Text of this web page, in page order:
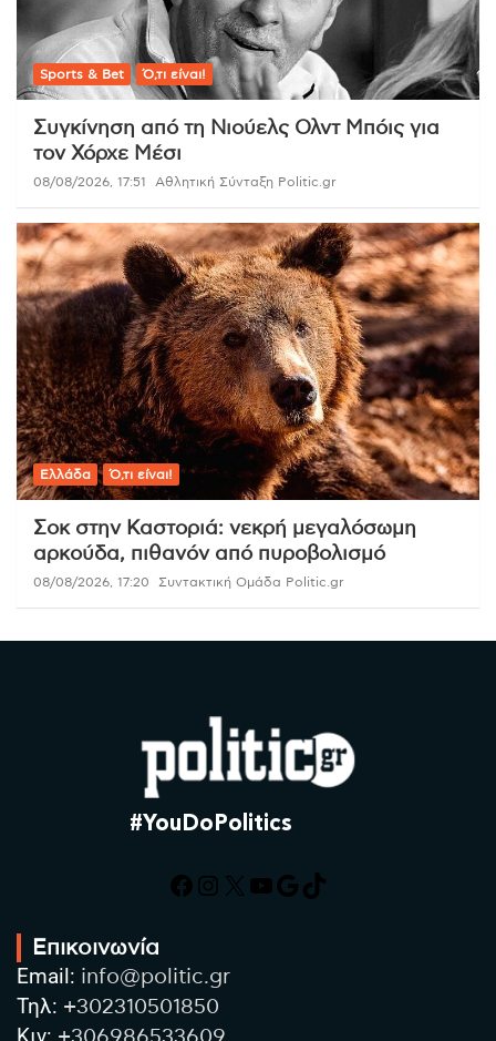
Sports & Bet Ό,τι είναι!
Συγκίνηση από τη Νιούελς Ολντ Μπόις για
τον Χόρχε Μέσι
08/08/2026, 17:51 Αθλητική Σύνταξη Politic.gr
Ελλάδα Ό,τι είναι!
Σοκ στην Καστοριά: νεκρή μεγαλόσωμη
αρκούδα, πιθανόν από πυροβολισμό
08/08/2026, 17:20 Συντακτική Ομάδα Politic.gr
#YouDoPolitics
Facebook
Instagram
X YouTube
Google
TikTok
Επικοινωνία
Email: info@politic.gr
Τηλ: +302310501850